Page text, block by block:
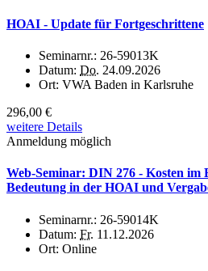
HOAI - Update für Fortgeschrittene
Seminarnr.: 26-59013K
Datum: Do. 24.09.2026
Ort: VWA Baden in Karlsruhe
296,00 €
weitere Details
Anmeldung möglich
Web-Seminar: DIN 276 - Kosten im
Bedeutung in der HOAI und
Seminarnr.: 26-59014K
Datum: Fr. 11.12.2026
Ort: Online